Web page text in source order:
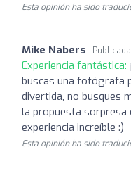
Esta opinión ha sido
Mike Nabers
Experiencia fantástica:
buscas una fotógrafa
divertida, no busques
la propuesta sorpresa
experiencia increíble :)
Esta opinión ha sido